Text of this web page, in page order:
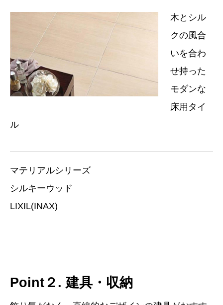
木とシル
クの風合
いを合わ
せ持った
モダンな
床用タイ
ル
マテリアルシリーズ
シルキーウッド
LIXIL(INAX)
Point２. 建具・収納